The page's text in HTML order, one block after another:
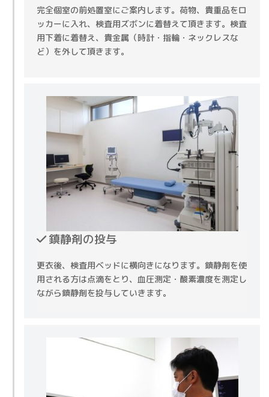
完全個室の前処置室にご案内します。荷物、貴重品をロ
ッカーに入れ、検査用ズボンに着替えて頂きます。 検査
用下着に着替え、貴金属（時計・指輪・ネックレスな
ど）を外して頂きます。
鎮静剤の投与
更衣後、検査用ベッドに横向きになります。鎮静剤を使
用される方は点滴をとり、血圧測定・酸素濃度を測定し
ながら鎮静剤を投与していきます。